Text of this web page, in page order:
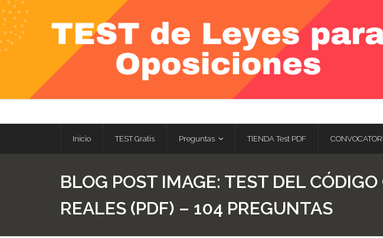
Skip
to
content
Inicio TEST Gratis Preguntas TIENDA Test PDF
BLOG POST IMAGE: TEST DEL
REALES (PDF) – 104 PREGUNTAS